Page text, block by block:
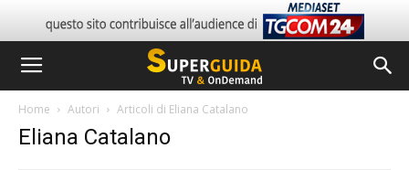
Home Autori Articoli di Eliana Catalano
Eliana Catalano